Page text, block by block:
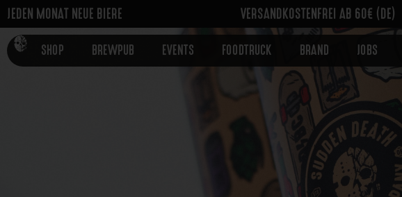
JEDEN MONAT NEUE BIERE VERSANDKOSTENFREI AB 60€ (DE)
SHOP BREWPUB EVENTS FOODTRUCK BRAND JOBS